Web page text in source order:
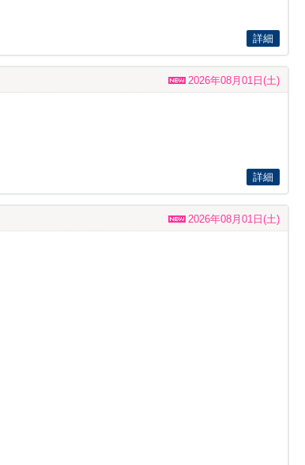
詳細
2026年08月01日(土)
詳細
2026年08月01日(土)